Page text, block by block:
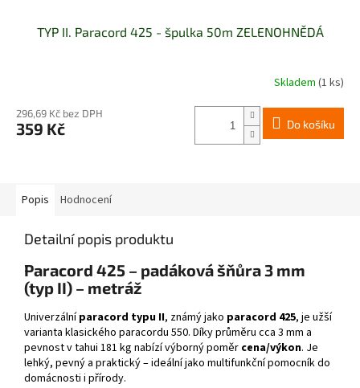
TYP II. Paracord 425 - špulka 50m ZELENOHNĚDÁ
Skladem (1 ks)
296,69 Kč bez DPH
359 Kč Do košíku
Popis Hodnocení
Detailní popis produktu
Paracord 425 – padáková šňůra 3 mm
(typ II) – metráž
Univerzálníparacord typu II, známý jako paracord 425, je užší
varianta klasického paracordu 550. Díky průměru cca 3 mm a
pevnost v tahui 181 kg nabízí výborný poměr cena/výkon. Je
lehký, pevný a praktický – ideální jako multifunkční pomocník do
domácnosti i přírody.